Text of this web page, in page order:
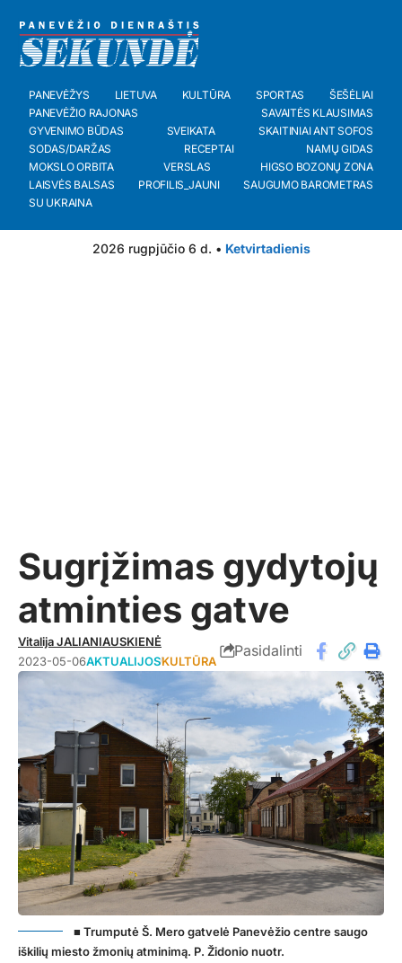
PANEVĖŽYS LIETUVA KULTŪRA SPORTAS
ŠEŠĖLIAI
PANEVĖŽIO RAJONAS
SAVAITĖS KLAUSIMAS
GYVENIMO BŪDAS
SVEIKATA
SKAITINIAI ANT SOFOS
SODAS/DARŽAS
RECEPTAI
NAMŲ GIDAS
MOKSLO ORBITA
VERSLAS
HIGSO BOZONŲ ZONA
LAISVĖS BALSAS
PROFILIS_JAUNI
SAUGUMO BAROMETRAS
SU UKRAINA
2026 rugpjūčio 6 d. • Ketvirtadienis
Sugrįžimas gydytojų
atminties gatve
Vitalija JALIANIAUSKIENĖ
2023-05-06AKTUALIJOSKULTŪRA
Pasidalinti
■ Trumputė Š. Mero gatvelė Panevėžio centre saugo
iškilių miesto žmonių atminimą. P. Židonio nuotr.